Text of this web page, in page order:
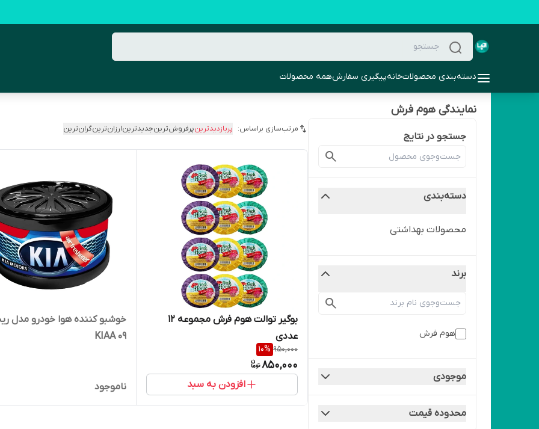
دسته‌بندی محصولاتخانهپیگیری سفارشهمه محصولات
نمایندگی هوم فرش
جستجو در نتایج
دسته‌بندی
محصولات بهداشتی
برند
هوم فرش
موجودی
محدوده قیمت
مرتب‌سازی براساس: پربازدیدترینپرفروش‌ترینجدیدترینارزان‌ترینگران‌ترین
بوگیر توالت هوم فرش مجموعه 12
عددی
950,000
10%
850,000
افزودن به سبد
خوشبو کننده هوا خودرو مدل
KIAA 09
ناموجود